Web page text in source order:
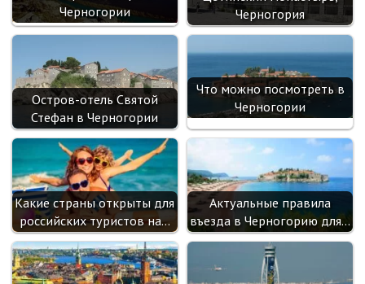
Черногории
Черногория
Остров-отель Святой
Стефан в Черногории
Что можно посмотреть в
Черногории
Какие страны открыты для
российских туристов на…
Актуальные правила
въезда в Черногорию для…